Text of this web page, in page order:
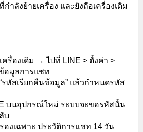
กำลังย้ายเครื่อง และยังถือเครื่องเดิม
รื่องเดิม → ไปที่ LINE > ตั้งค่า >
อมูลการแชท
รหัสเรียกคืนข้อมูล” แล้วกำหนดรหัส
บนอุปกรณ์ใหม่ ระบบจะขอรหัสนั้น
บ
องเฉพาะ ประวัติการแชท 14 วัน